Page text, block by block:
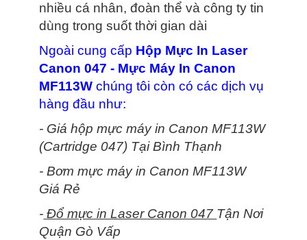
nhiều cá nhân, đoàn thể và công ty tin
dùng trong suốt thời gian dài
Ngoài cung cấp Hộp Mực In Laser
Canon 047 - Mực Máy In Canon
MF113Wchúng tôi còn có các dịch vụ
hàng đầu như:
- Giá hộp mực máy in Canon MF113W
(Cartridge 047) Tại Bình Thạnh
- Bơm mực máy in Canon MF113W
Giá Rẻ
- Đổ mực in Laser Canon 047 Tận Nơi
Quận Gò Vấp